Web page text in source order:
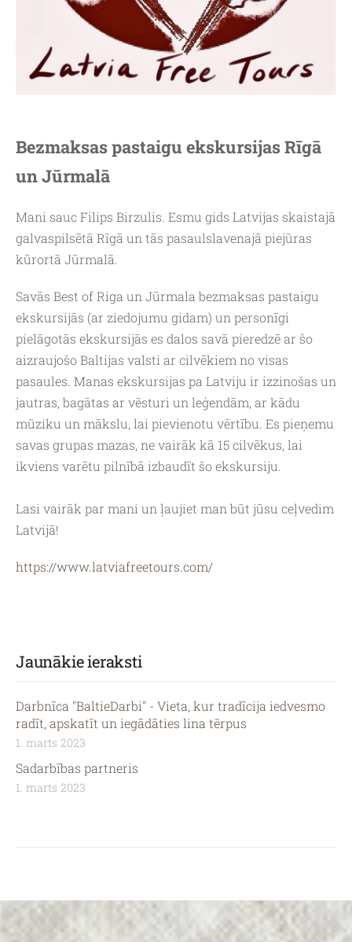
Jaunākie ieraksti
Darbnīca "BaltieDarbi" - Vieta, kur tradīcija iedvesmo
radīt, apskatīt un iegādāties lina tērpus
1. marts 2023
Sadarbības partneris
1. marts 2023
Bezmaksas pastaigu ekskursijas Rīgā
un Jūrmalā
Mani sauc Filips Birzulis. Esmu gids Latvijas skaistajā
galvaspilsētā Rīgā un tās pasaulslavenajā piejūras
kūrortā Jūrmalā.
Savās Best of Riga un Jūrmala bezmaksas pastaigu
ekskursijās (ar ziedojumu gidam) un personīgi
pielāgotās ekskursijās es dalos savā pieredzē ar šo
aizraujošo Baltijas valsti ar cilvēkiem no visas
pasaules. Manas ekskursijas pa Latviju ir izzinošas un
jautras, bagātas ar vēsturi un leģendām, ar kādu
mūziku un mākslu, lai pievienotu vērtību. Es pieņemu
savas grupas mazas, ne vairāk kā 15 cilvēkus, lai
ikviens varētu pilnībā izbaudīt šo ekskursiju.
Lasi vairāk par mani un ļaujiet man būt jūsu ceļvedim
Latvijā!
https://www.latviafreetours.com/